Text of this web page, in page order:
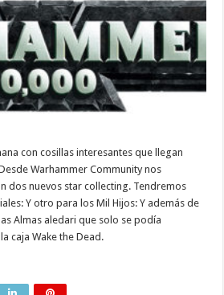
con cosillas interesantes que llegan
Warhammer Community nos
dos nuevos star collecting. Tendremos
Y otro para los Mil Hijos: Y además de
Almas aledari que solo se podía
caja Wake the Dead.